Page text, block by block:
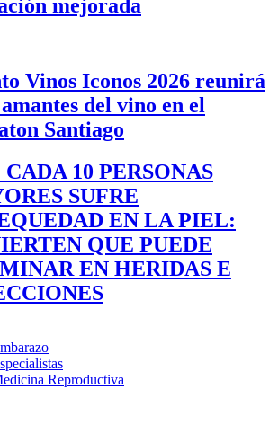
mejorada
Vinos Iconos 2026 reunirá
del vino en el
Santiago
CADA 10 PERSONAS
SUFRE
EN LA PIEL:
QUE PUEDE
EN HERIDAS E
Reproductiva